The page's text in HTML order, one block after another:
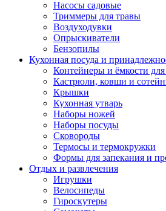
Насосы садовые
Триммеры для травы
Воздуходувки
Опрыскиватели
Бензопилы
Кухонная посуда и
Контейнеры и ёмкости
Кастрюли, ковши и
Крышки
Кухонная утварь
Наборы ножей
Наборы посуды
Сковороды
Термосы и термокружки
Формы для запекания и
Отдых и развлечения
Игрушки
Велосипеды
Гироскутеры